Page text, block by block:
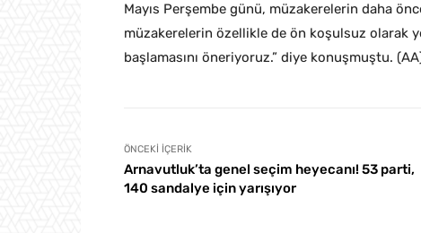
Mayıs Perşembe günü, müzakerelerin daha
müzakerelerin özellikle de ön koşulsuz olarak
başlamasını öneriyoruz.” diye konuşmuştu.
ÖNCEKI İÇERIK
Arnavutluk’ta genel seçim heyecanı! 53 parti,
140 sandalye için yarışıyor